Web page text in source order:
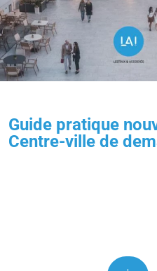
Guide pratique
Centre-ville de